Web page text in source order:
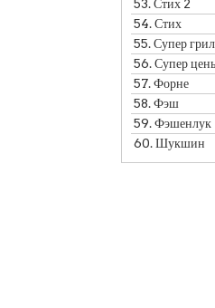
53.Стих 2
54.Стих
55.Супер
56.Супер
57.Форне
58.Фэш
59.Фэшенлук
60.Шукшин